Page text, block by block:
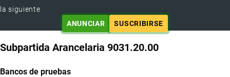
la siguiente
ANUNCIAR
SUSCRIBIRSE
Subpartida Arancelaria 9031.20.00
Bancos de pruebas